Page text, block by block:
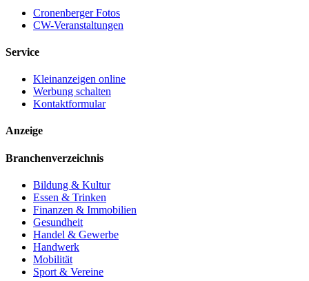
Cronenberger Fotos
CW-Veranstaltungen
Service
Kleinanzeigen online
Werbung schalten
Kontaktformular
Anzeige
Branchenverzeichnis
Bildung & Kultur
Essen & Trinken
Finanzen & Immobilien
Gesundheit
Handel & Gewerbe
Handwerk
Mobilität
Sport & Vereine